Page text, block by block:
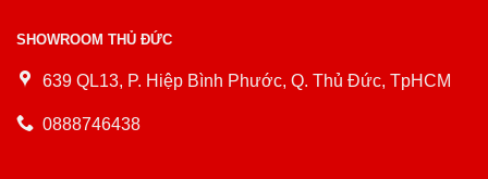
SHOWROOM THỦ ĐỨC
639 QL13, P. Hiệp Bình Phước, Q. Thủ Đức, TpHCM
0888746438